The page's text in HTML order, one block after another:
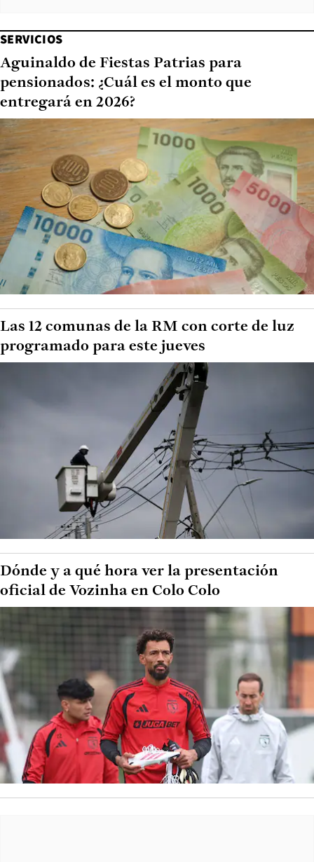
SERVICIOS
Aguinaldo de Fiestas Patrias para
pensionados: ¿Cuál es el monto que
entregará en 2026?
Las 12 comunas de la RM con corte de luz
programado para este jueves
Dónde y a qué hora ver la presentación
oficial de Vozinha en Colo Colo